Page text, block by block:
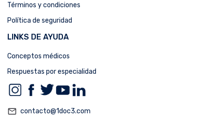
Términos y condiciones
Política de seguridad
LINKS DE AYUDA
Conceptos médicos
Respuestas por especialidad
mail_outline contacto@1doc3.com